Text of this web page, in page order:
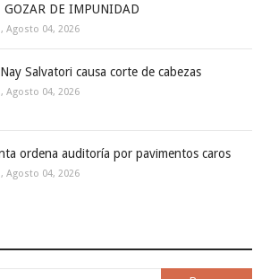
GOZAR DE IMPUNIDAD
Agosto 04, 2026
Salvatori causa corte de cabezas
Agosto 04, 2026
ordena auditoría por pavimentos caros
Agosto 04, 2026